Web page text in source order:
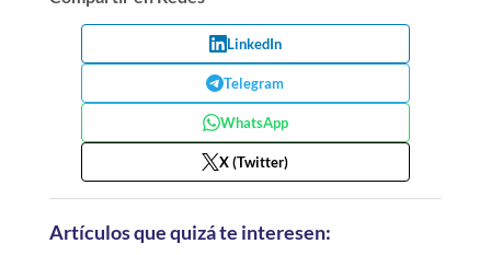
LinkedIn
Telegram
WhatsApp
X (Twitter)
Artículos que quizá te interesen: